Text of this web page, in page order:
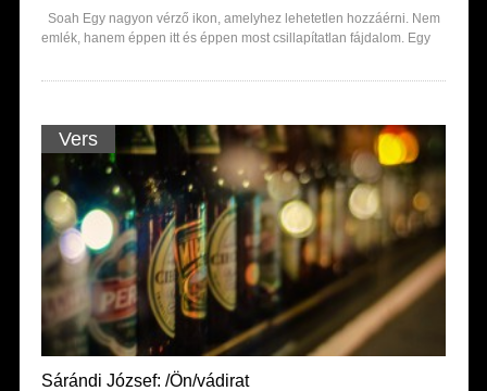
Soah Egy nagyon vérző ikon, amelyhez lehetetlen hozzáérni. Nem
emlék, hanem éppen itt és éppen most csillapítatlan fájdalom. Egy
Vers
Sárándi József: /Ön/vádirat